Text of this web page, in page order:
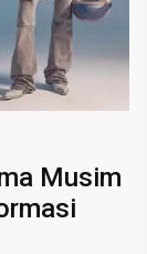
Musim